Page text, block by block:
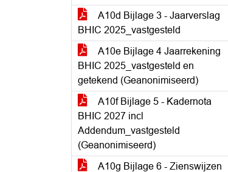
A10d Bijlage 3 - Jaarverslag
BHIC 2025_vastgesteld
A10e Bijlage 4 Jaarrekening
BHIC 2025_vastgesteld en
getekend (Geanonimiseerd)
A10f Bijlage 5 - Kadernota
BHIC 2027 incl
Addendum_vastgesteld
(Geanonimiseerd)
A10g Bijlage 6 - Zienswijzen